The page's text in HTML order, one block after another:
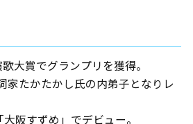
大賞でグランプリを獲得。
たかたかし氏の内弟子となりレ
すずめ」でデビュー。